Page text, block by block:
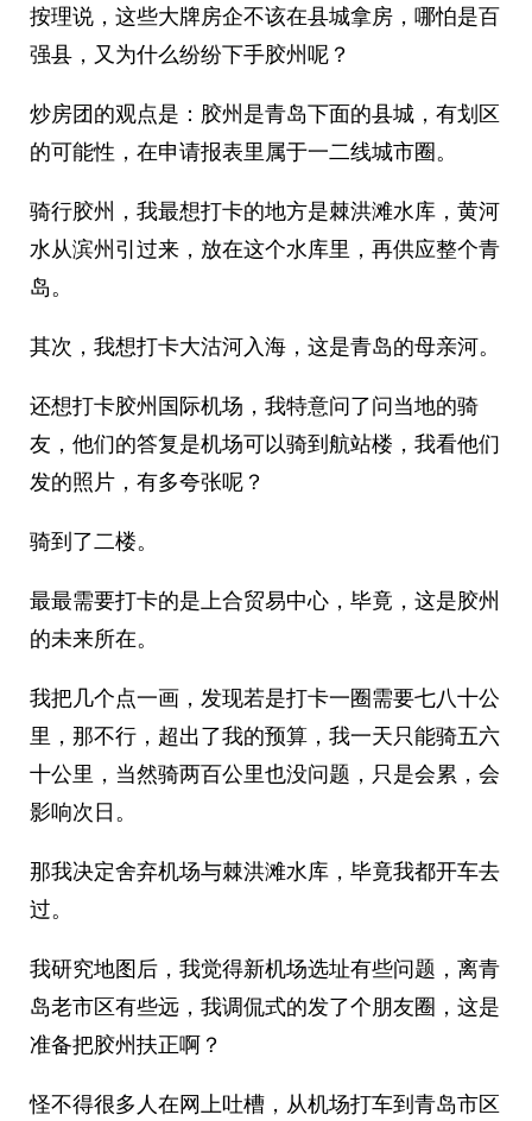
按理说，这些大牌房企不该在县城拿房，哪怕是百
强县，又为什么纷纷下手胶州呢？
炒房团的观点是：胶州是青岛下面的县城，有划区
的可能性，在申请报表里属于一二线城市圈。
骑行胶州，我最想打卡的地方是棘洪滩水库，黄河
水从滨州引过来，放在这个水库里，再供应整个青
岛。
其次，我想打卡大沽河入海，这是青岛的母亲河。
还想打卡胶州国际机场，我特意问了问当地的骑
友，他们的答复是机场可以骑到航站楼，我看他们
发的照片，有多夸张呢？
骑到了二楼。
最最需要打卡的是上合贸易中心，毕竟，这是胶州
的未来所在。
我把几个点一画，发现若是打卡一圈需要七八十公
里，那不行，超出了我的预算，我一天只能骑五六
十公里，当然骑两百公里也没问题，只是会累，会
影响次日。
那我决定舍弃机场与棘洪滩水库，毕竟我都开车去
过。
我研究地图后，我觉得新机场选址有些问题，离青
岛老市区有些远，我调侃式的发了个朋友圈，这是
准备把胶州扶正啊？
怪不得很多人在网上吐槽，从机场打车到青岛市区